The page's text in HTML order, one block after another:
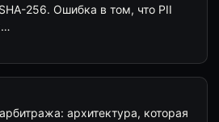
256. Ошибка в том, что PII
архитектура, которая